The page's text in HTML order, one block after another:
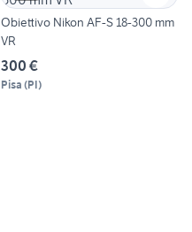
Obiettivo Nikon AF-S 18-300 mm
VR
300 €
Pisa (PI)